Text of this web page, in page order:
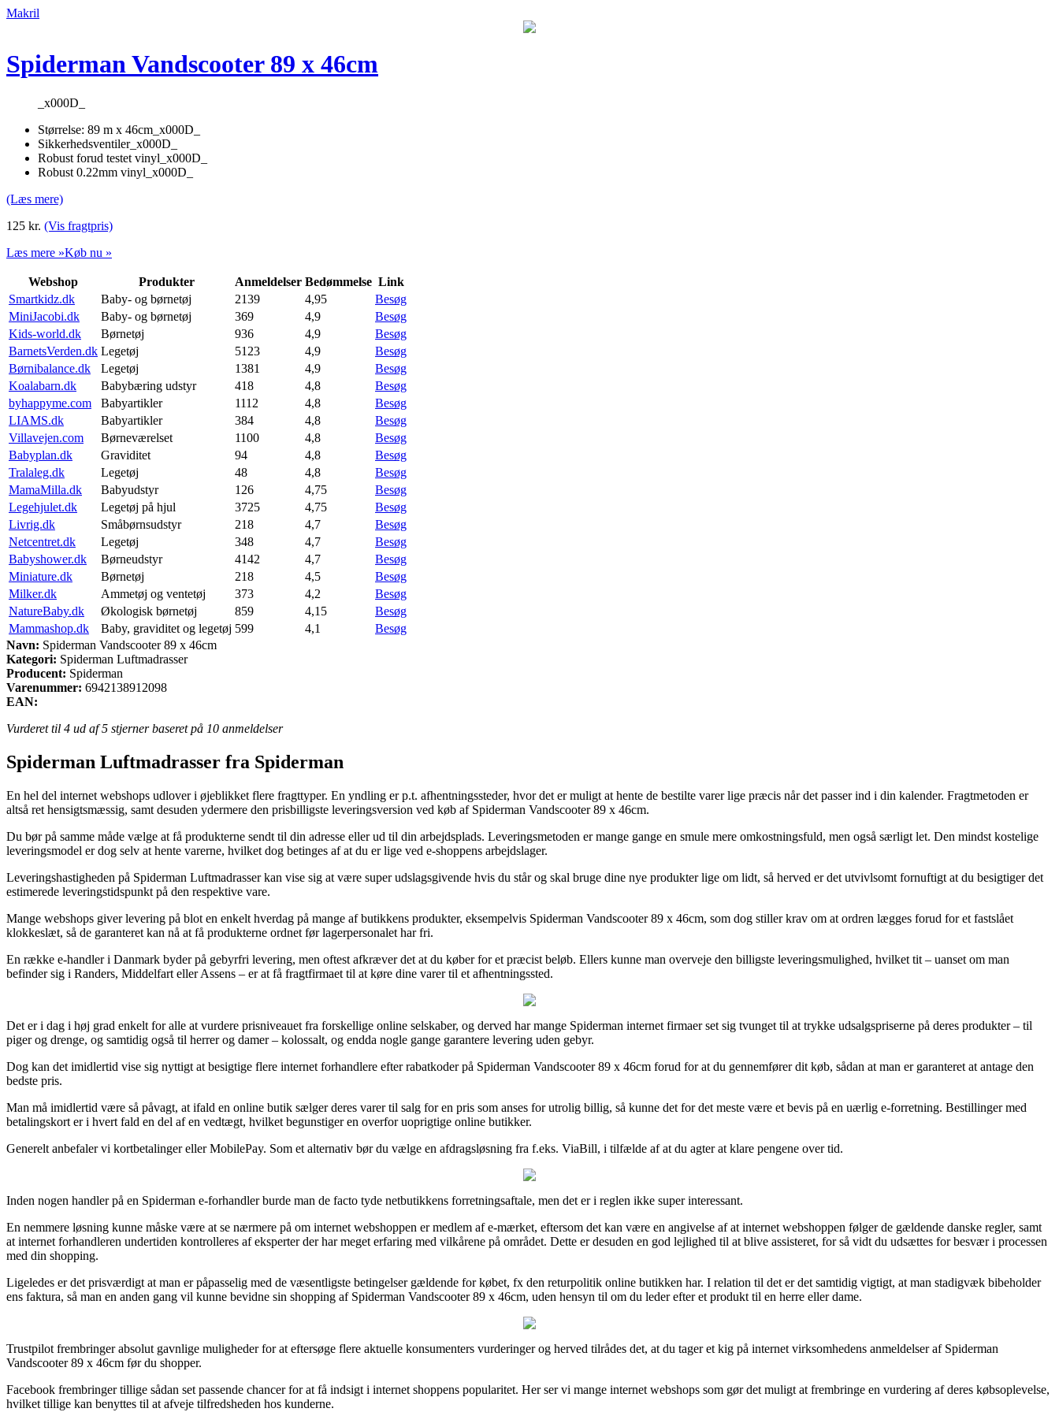
Makril
Spiderman Vandscooter 89 x 46cm
_x000D_
Størrelse: 89 m x 46cm_x000D_
Sikkerhedsventiler_x000D_
Robust forud testet vinyl_x000D_
Robust 0.22mm vinyl_x000D_
(Læs mere)
125 kr. (Vis fragtpris)
Læs mere »Køb nu »
Webshop Produkter Anmeldelser Bedømmelse Link
Smartkidz.dk
Baby- og børnetøj 2139 4,95
Besøg
MiniJacobi.dk
Baby- og børnetøj 369 4,9
Besøg
Kids-world.dk
Børnetøj 936 4,9
Besøg
BarnetsVerden.dk Legetøj 5123 4,9
Besøg
Børnibalance.dk
Legetøj 1381 4,9
Besøg
Koalabarn.dk
Babybæring udstyr 418 4,8
Besøg
byhappyme.com
Babyartikler 1112 4,8
Besøg
LIAMS.dk
Babyartikler 384 4,8
Besøg
Villavejen.com
Børneværelset 1100 4,8
Besøg
Babyplan.dk
Graviditet 94 4,8
Besøg
Tralaleg.dk
Legetøj 48 4,8
Besøg
MamaMilla.dk
Babyudstyr 126 4,75
Besøg
Legehjulet.dk
Legetøj på hjul 3725 4,75
Besøg
Livrig.dk
Småbørnsudstyr 218 4,7
Besøg
Netcentret.dk
Legetøj 348 4,7
Besøg
Babyshower.dk
Børneudstyr 4142 4,7
Besøg
Miniature.dk
Børnetøj 218 4,5
Besøg
Milker.dk
Ammetøj og ventetøj 373 4,2
Besøg
NatureBaby.dk
Økologisk børnetøj 859 4,15
Besøg
Mammashop.dk
Baby, graviditet og legetøj 599 4,1
Besøg
Navn: Spiderman Vandscooter 89 x 46cm
Kategori: Spiderman Luftmadrasser
Producent: Spiderman
Varenummer: 6942138912098
EAN:
Vurderet til 4 ud af 5 stjerner baseret på 10 anmeldelser
Spiderman Luftmadrasser fra Spiderman
En hel del internet webshops udlover i øjeblikket flere fragttyper. En yndling er p.t. afhentningssteder, hvor det er muligt at hente de bestilte varer lige præcis når det passer ind i din kalender. Fragtmetoden er
altså ret hensigtsmæssig, samt desuden ydermere den prisbilligste leveringsversion ved køb af Spiderman Vandscooter 89 x 46cm.
Du bør på samme måde vælge at få produkterne sendt til din adresse eller ud til din arbejdsplads. Leveringsmetoden er mange gange en smule mere omkostningsfuld, men også særligt let. Den mindst kostelige
leveringsmodel er dog selv at hente varerne, hvilket dog betinges af at du er lige ved e-shoppens arbejdslager.
Leveringshastigheden på Spiderman Luftmadrasser kan vise sig at være super udslagsgivende hvis du står og skal bruge dine nye produkter lige om lidt, så herved er det utvivlsomt fornuftigt at du besigtiger det
estimerede leveringstidspunkt på den respektive vare.
Mange webshops giver levering på blot en enkelt hverdag på mange af butikkens produkter, eksempelvis Spiderman Vandscooter 89 x 46cm, som dog stiller krav om at ordren lægges forud for et fastslået
klokkeslæt, så de garanteret kan nå at få produkterne ordnet før lagerpersonalet har fri.
En række e-handler i Danmark byder på gebyrfri levering, men oftest afkræver det at du køber for et præcist beløb. Ellers kunne man overveje den billigste leveringsmulighed, hvilket tit – uanset om man
befinder sig i Randers, Middelfart eller Assens – er at få fragtfirmaet til at køre dine varer til et afhentningssted.
Det er i dag i høj grad enkelt for alle at vurdere prisniveauet fra forskellige online selskaber, og derved har mange Spiderman internet firmaer set sig tvunget til at trykke udsalgspriserne på deres produkter – til
piger og drenge, og samtidig også til herrer og damer – kolossalt, og endda nogle gange garantere levering uden gebyr.
Dog kan det imidlertid vise sig nyttigt at besigtige flere internet forhandlere efter rabatkoder på Spiderman Vandscooter 89 x 46cm forud for at du gennemfører dit køb, sådan at man er garanteret at antage den
bedste pris.
Man må imidlertid være så påvagt, at ifald en online butik sælger deres varer til salg for en pris som anses for utrolig billig, så kunne det for det meste være et bevis på en uærlig e-forretning. Bestillinger med
betalingskort er i hvert fald en del af en vedtægt, hvilket begunstiger en overfor uoprigtige online butikker.
Generelt anbefaler vi kortbetalinger eller MobilePay. Som et alternativ bør du vælge en afdragsløsning fra f.eks. ViaBill, i tilfælde af at du agter at klare pengene over tid.
Inden nogen handler på en Spiderman e-forhandler burde man de facto tyde netbutikkens forretningsaftale, men det er i reglen ikke super interessant.
En nemmere løsning kunne måske være at se nærmere på om internet webshoppen er medlem af e-mærket, eftersom det kan være en angivelse af at internet webshoppen følger de gældende danske regler, samt
at internet forhandleren undertiden kontrolleres af eksperter der har meget erfaring med vilkårene på området. Dette er desuden en god lejlighed til at blive assisteret, for så vidt du udsættes for besvær i processen
med din shopping.
Ligeledes er det prisværdigt at man er påpasselig med de væsentligste betingelser gældende for købet, fx den returpolitik online butikken har. I relation til det er det samtidig vigtigt, at man stadigvæk bibeholder
ens faktura, så man en anden gang vil kunne bevidne sin shopping af Spiderman Vandscooter 89 x 46cm, uden hensyn til om du leder efter et produkt til en herre eller dame.
Trustpilot frembringer absolut gavnlige muligheder for at eftersøge flere aktuelle konsumenters vurderinger og herved tilrådes det, at du tager et kig på internet virksomhedens anmeldelser af Spiderman
Vandscooter 89 x 46cm før du shopper.
Facebook frembringer tillige sådan set passende chancer for at få indsigt i internet shoppens popularitet. Her ser vi mange internet webshops som gør det muligt at frembringe en vurdering af deres købsoplevelse,
hvilket tillige kan benyttes til at afveje tilfredsheden hos kunderne.